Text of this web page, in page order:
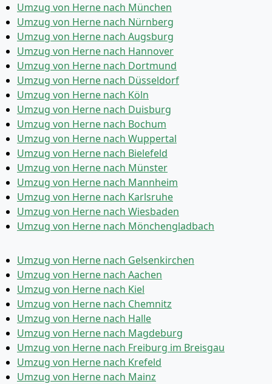
Umzug von Herne nach München
Umzug von Herne nach Nürnberg
Umzug von Herne nach Augsburg
Umzug von Herne nach Hannover
Umzug von Herne nach Dortmund
Umzug von Herne nach Düsseldorf
Umzug von Herne nach Köln
Umzug von Herne nach Duisburg
Umzug von Herne nach Bochum
Umzug von Herne nach Wuppertal
Umzug von Herne nach Bielefeld
Umzug von Herne nach Münster
Umzug von Herne nach Mannheim
Umzug von Herne nach Karlsruhe
Umzug von Herne nach Wiesbaden
Umzug von Herne nach Mönchen­gladbach
Umzug von Herne nach Gelsenkirchen
Umzug von Herne nach Aachen
Umzug von Herne nach Kiel
Umzug von Herne nach Chemnitz
Umzug von Herne nach Halle
Umzug von Herne nach Magdeburg
Umzug von Herne nach Freiburg im Breisgau
Umzug von Herne nach Krefeld
Umzug von Herne nach Mainz